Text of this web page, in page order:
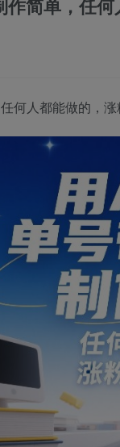
简单，任
何人都能做的，